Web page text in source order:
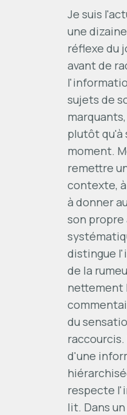
Je suis
une
réflexe du
avant de
sujets de
plutôt qu'à
moment.
remettre
contexte,
à donner
son propre
distingue
de la
nettement
du
d'une
respecte
lit. Dans